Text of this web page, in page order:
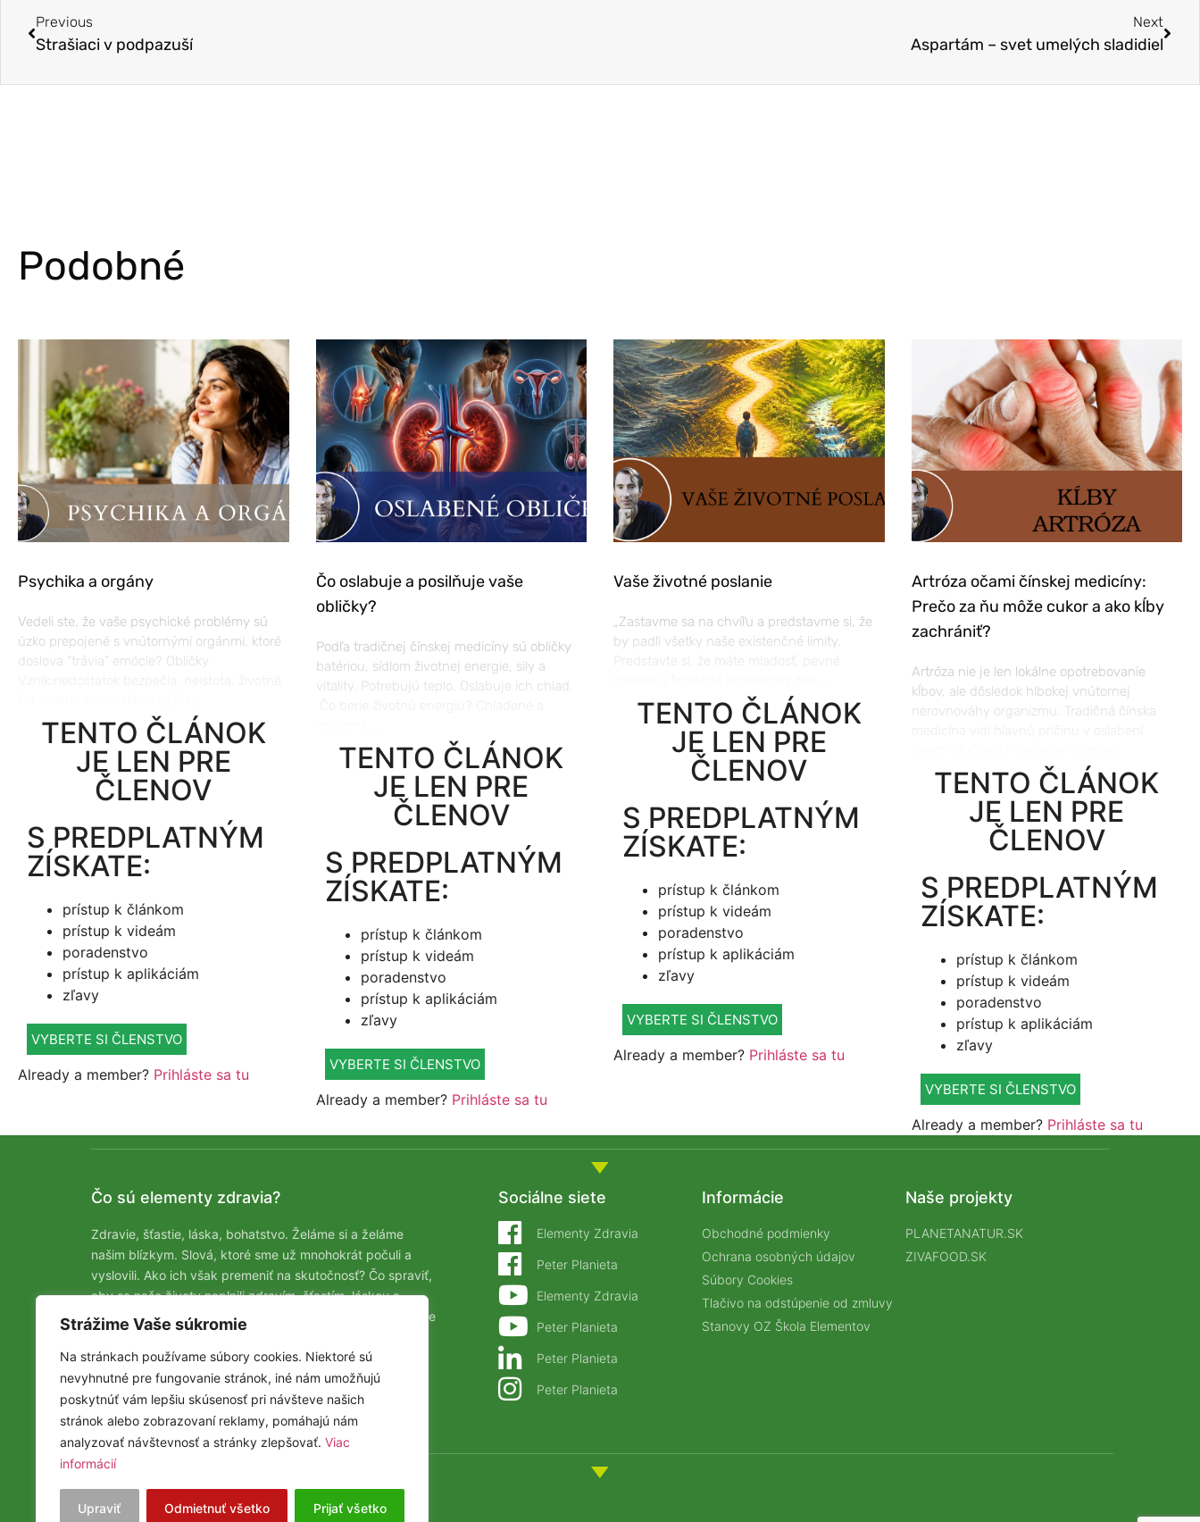
Strážime Vaše súkromie
Na stránkach používame súbory cookies. Niektoré sú
nevyhnutné pre fungovanie stránok, iné nám umožňujú
poskytnúť vám lepšiu skúsenosť pri návšteve našich
stránok alebo zobrazovaní reklamy, pomáhajú nám
analyzovať návštevnosť a stránky zlepšovať. Viac
informácií
Upraviť Odmietnuť všetko Prijať všetko
Previous
Strašiaci v podpazuší
Next
Aspartám – svet umelých sladidiel
Podobné
Psychika a orgány
Vedeli ste, že vaše psychické problémy sú
úzko prepojené s vnútornými orgánmi, ktoré
doslova “trávia” emócie? Obličky
TENTO ČLÁNOK
JE LEN PRE
ČLENOV
S PREDPLATNÝM
ZÍSKATE:
prístup k článkom
prístup k videám
poradenstvo
prístup k aplikáciám
zľavy
VYBERTE SI ČLENSTVO
Already a member? Prihláste sa tu
Čo oslabuje a posilňuje vaše
obličky?
Podľa tradičnej čínskej medicíny sú obličky
batériou, sídlom životnej energie, sily a
vitality. Potrebujú teplo. Oslabuje ich chlad.
TENTO ČLÁNOK
JE LEN PRE
ČLENOV
S PREDPLATNÝM
ZÍSKATE:
prístup k článkom
prístup k videám
poradenstvo
prístup k aplikáciám
zľavy
VYBERTE SI ČLENSTVO
Already a member? Prihláste sa tu
Vaše životné poslanie
„Zastavme sa na chvíľu a predstavme si, že
by padli všetky naše existenčné limity.
Predstavte si, že máte mladosť, pevné
TENTO ČLÁNOK
JE LEN PRE
ČLENOV
S PREDPLATNÝM
ZÍSKATE:
prístup k článkom
prístup k videám
poradenstvo
prístup k aplikáciám
zľavy
VYBERTE SI ČLENSTVO
Already a member? Prihláste sa tu
Artróza očami čínskej medicíny:
Prečo za ňu môže cukor a ako kĺby
zachrániť?
Artróza nie je len lokálne opotrebovanie
kĺbov, ale dôsledok hlbokej vnútornej
nerovnováhy organizmu. Tradičná čínska
TENTO ČLÁNOK
JE LEN PRE
ČLENOV
S PREDPLATNÝM
ZÍSKATE:
prístup k článkom
prístup k videám
poradenstvo
prístup k aplikáciám
zľavy
VYBERTE SI ČLENSTVO
Already a member? Prihláste sa tu
Čo sú elementy zdravia?
Zdravie, šťastie, láska, bohatstvo. Želáme si a želáme
našim blízkym. Slová, ktoré sme už mnohokrát počuli a
vyslovili. Ako ich však premeniť na skutočnosť? Čo spraviť,
aby sa naše životy naplnili zdravím, šťastím, láskou a
bohatstvom? Môžeme mať naozaj všetko? A naraz? Šťastie
predstavíme možnosti ako dosiahnuť všetko po čom
túžite.
Sociálne siete
Elementy Zdravia
Peter Planieta
Elementy Zdravia
Peter Planieta
Peter Planieta
Peter Planieta
Informácie
Obchodné podmienky
Ochrana osobných údajov
Súbory Cookies
Tlačivo na odstúpenie od zmluvy
Stanovy OZ Škola Elementov
Naše projekty
PLANETANATUR.SK
ZIVAFOOD.SK